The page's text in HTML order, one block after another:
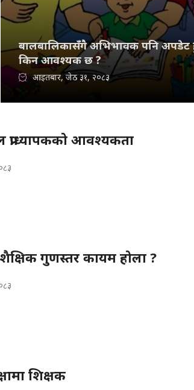
बालबालिकासँगै अभिभावक पनि अपडेट
किन आवश्यक छ ?
आइतबार, जेठ ३१, २०८३
आवश्यकता
शैक्षिक गुणस्तर कायम होला ?
शिक्षक